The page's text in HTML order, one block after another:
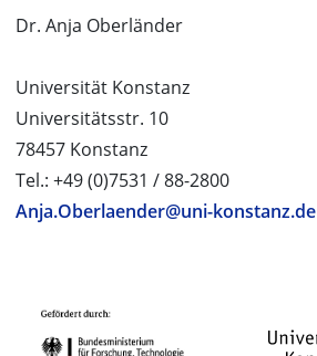
Dr. Anja Oberländer
Universität Konstanz
Universitätsstr. 10
78457 Konstanz
Tel.: +49 (0)7531 / 88-2800
Anja.Oberlaender@uni-konstanz.de